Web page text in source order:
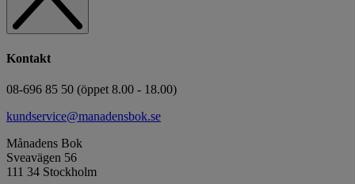
Kontakt
08-696 85 50 (öppet 8.00 - 18.00)
kundservice@manadensbok.se
Månadens Bok
Sveavägen 56
111 34 Stockholm